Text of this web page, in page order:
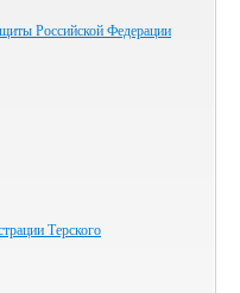
Российской Федерации
Терского